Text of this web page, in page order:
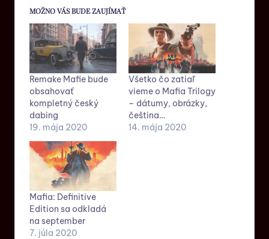
MOŽNO VÁS BUDE ZAUJÍMAŤ
Remake Mafie bude
obsahovať
kompletný český
dabing
19. mája 2020
Všetko čo zatiaľ
vieme o Mafia Trilogy
– dátumy, obrázky,
čeština…
14. mája 2020
Mafia: Definitive
Edition sa odkladá
na september
7. júla 2020